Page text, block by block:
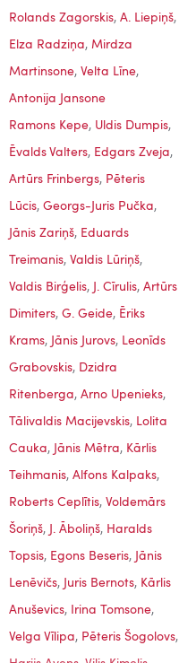
Rolands Zagorskis, A. Liepiņš,
Elza Radziņa, Mirdza
Martinsone, Velta Līne,
Antonija Jansone
Ramons Kepe, Uldis Dumpis,
Ēvalds Valters, Edgars Zveja,
Artūrs Frinbergs, Pēteris
Lūcis, Georgs-Juris Pučka,
Jānis Zariņš, Eduards
Treimanis, Valdis Lūriņš,
Valdis Birģelis, J. Cīrulis, Artūrs
Dimiters, G. Geide, Ēriks
Krams, Jānis Jurovs, Leonīds
Grabovskis, Dzidra
Ritenberga, Arno Upenieks,
Tālivaldis Macijevskis, Lolita
Cauka, Jānis Mētra, Kārlis
Teihmanis, Alfons Kalpaks,
Roberts Ceplītis, Voldemārs
Šoriņš, J. Āboliņš, Haralds
Topsis, Egons Beseris, Jānis
Lenēvičs, Juris Bernots, Kārlis
Anuševics, Irina Tomsone,
Velga Vīlipa, Pēteris Šogolovs,